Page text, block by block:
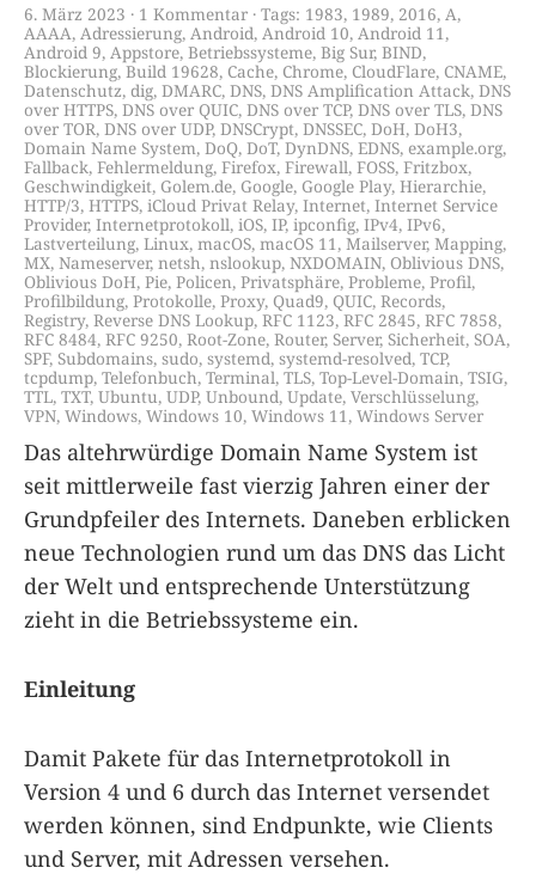
6. März 2023 1 Kommentar Tags: 1983, 1989, 2016, A,
AAAA, Adressierung, Android, Android 10, Android 11 ,
Android 9, Appstore, Betriebssysteme, Big Sur, BIND,
Blockierung,Build 19628, Cache, Chrome, CloudFlare, CNAME,
Datenschutz, dig, DMARC, DNS, DNS Amplification Attack, DNS
over HTTPS, DNS over QUIC, DNS over TCP, DNS over TLS, DNS
over TOR, DNS over UDP, DNSCrypt, DNSSEC, DoH, DoH3,
Domain Name System, DoQ, DoT,DynDNS, EDNS, example.org,
Fallback, Fehlermeldung, Firefox, Firewall, FOSS, Fritzbox,
Geschwindigkeit, Golem.de, Google, Google Play, Hierarchie,
HTTP/3, HTTPS, iCloud Privat Relay, Internet, Internet Service
Provider, Internetprotokoll, iOS, IP, ipconfig, IPv4, IPv6,
Lastverteilung, Linux, macOS, macOS 11 , Mailserver, Mapping,
MX, Nameserver, netsh, nslookup, NXDOMAIN, Oblivious DNS,
Oblivious DoH, Pie, Policen, Privatsphäre, Probleme, Profil,
Profilbildung, Protokolle, Proxy, Quad9, QUIC, Records,
Registry, Reverse DNS Lookup,RFC 1123, RFC 2845, RFC 7858,
RFC 8484, RFC 9250, Root-Zone, Router, Server, Sicherheit, SOA,
SPF, Subdomains, sudo, systemd, systemd-resolved, TCP,
tcpdump, Telefonbuch, Terminal, TLS, Top-Level-Domain, TSIG,
TTL, TXT, Ubuntu, UDP, Unbound, Update, Verschlüsselung,
VPN, Windows, Windows 10, Windows 11 , Windows Server
Das altehrwürdige Domain Name System ist
seit mittlerweile fast vierzig Jahren einer der
Grundpfeiler des Internets. Daneben erblicken
neue Technologien rund um das DNS das Licht
der Welt und entsprechende Unterstützung
zieht in die Betriebssysteme ein.
Einleitung
Damit Pakete für das Internetprotokoll in
Version 4 und 6 durch das Internet versendet
werden können, sind Endpunkte, wie Clients
und Server, mit Adressen versehen.